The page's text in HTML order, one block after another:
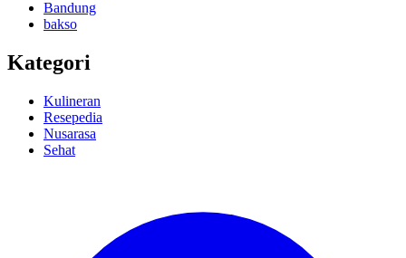
Bandung
bakso
Kategori
Kulineran
Resepedia
Nusarasa
Sehat